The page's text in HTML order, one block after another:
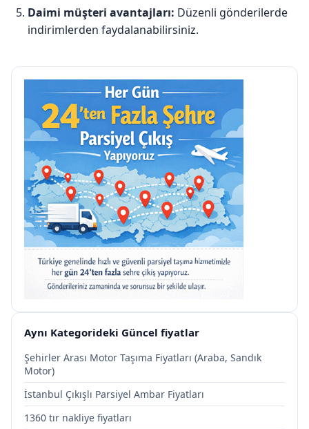
Daimi müşteri avantajları: Düzenli gönderilerde
indirimlerden faydalanabilirsiniz.
Aynı Kategorideki Güncel fiyatlar
Şehirler Arası Motor Taşıma Fiyatları (Araba, Sandık
Motor)
İstanbul Çıkışlı Parsiyel Ambar Fiyatları
1360 tır nakliye fiyatları